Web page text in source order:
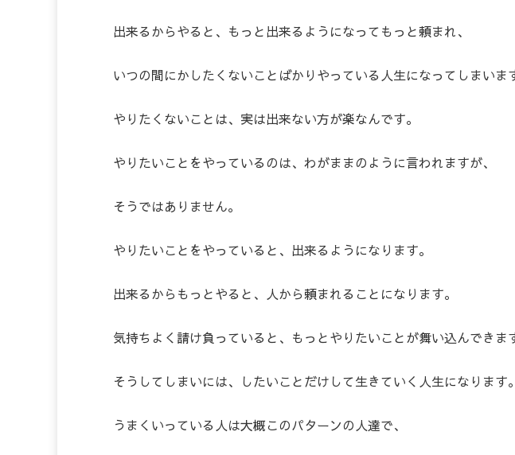
出来るからやると、もっと出来るようになってもっと頼まれ、
いつの間にかしたくないことばかりやっている人生になってしまいま
やりたくないことは、実は出来ない方が楽なんです。
やりたいことをやっているのは、わがままのように言われますが、
そうではありません。
やりたいことをやっていると、出来るようになります。
出来るからもっとやると、人から頼まれることになります。
気持ちよく請け負っていると、もっとやりたいことが舞い込んできま
そうしてしまいには、したいことだけして生きていく人生になります。
うまくいっている人は大概このパターンの人達で、